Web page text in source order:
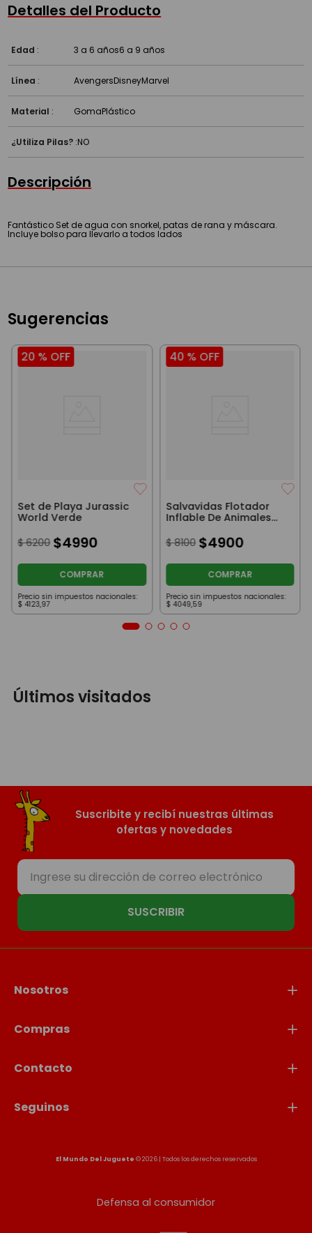
Detalles del Producto
Edad : 3 a 6 años6 a 9 años
Línea : AvengersDisneyMarvel
Material : GomaPlástico
¿Utiliza Pilas? :NO
Descripción
Fantástico Set de agua con snorkel, patas de rana y máscara.
Incluye bolso para llevarlo a todos lados
Sugerencias
20 % OFF
Set de Playa Jurassic
World Verde
$ 6200 $4990
COMPRAR
Precio sin impuestos nacionales:
$ 4123,97
40 % OFF
Salvavidas Flotador
Inflable De Animales
$ 8100 $4900
COMPRAR
Precio sin impuestos nacionales:
$ 4049,59
Últimos visitados
Suscribite y recibí nuestras últimas
ofertas y novedades
SUSCRIBIR
Nosotros
Compras
Contacto
Seguinos
El Mundo Del Juguete © 2026 | Todos los derechos reservados
Defensa al consumidor